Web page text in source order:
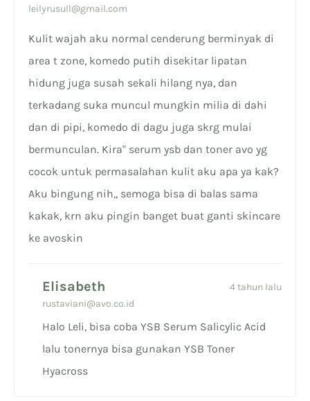
leilyrusull@gmail.com
Kulit wajah aku normal cenderung berminyak di
area t zone, komedo putih disekitar lipatan
hidung juga susah sekali hilang nya, dan
terkadang suka muncul mungkin milia di dahi
dan di pipi, komedo di dagu juga skrg mulai
bermunculan. Kira" serum ysb dan toner avo yg
cocok untuk permasalahan kulit aku apa ya kak?
Aku bingung nih,, semoga bisa di balas sama
kakak, krn aku pingin banget buat ganti skincare
ke avoskin
Elisabeth
rustaviani@avo.co.id
4 tahun lalu
Halo Leli, bisa coba YSB Serum Salicylic Acid
lalu tonernya bisa gunakan YSB Toner
Hyacross